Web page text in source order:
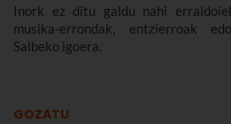
Inork ez ditu galdu nahi
musika-errondak, entzierroak
Salbeko igoera.
GOZATU